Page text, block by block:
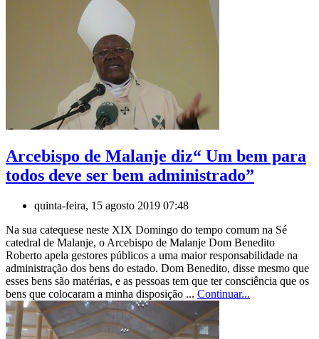
Arcebispo de Malanje diz“ Um bem para
todos deve ser bem administrado”
quinta-feira, 15 agosto 2019 07:48
Na sua catequese neste XIX Domingo do tempo comum na Sé
catedral de Malanje, o Arcebispo de Malanje Dom Benedito
Roberto apela gestores públicos a uma maior responsabilidade na
administração dos bens do estado. Dom Benedito, disse mesmo que
esses bens são matérias, e as pessoas tem que ter consciência que os
bens que colocaram a minha disposição ... Continuar...